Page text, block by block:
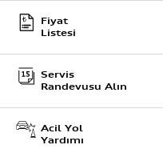
Fiyat
Listesi
Servis
Randevusu Alın
Acil Yol
Yardımı